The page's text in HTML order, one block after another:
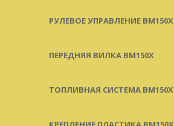
РУЛЕВОЕ УПРАВЛЕНИЕ BM150X
ПЕРЕДНЯЯ ВИЛКА BM150X
ТОПЛИВНАЯ СИСТЕМА BM150X